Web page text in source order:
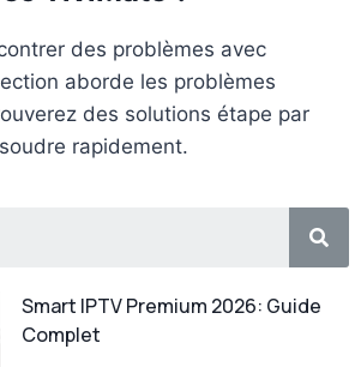
des problèmes avec
aborde les problèmes
des solutions étape par
rapidement.
Smart IPTV Premium 2026: Guide
Complet